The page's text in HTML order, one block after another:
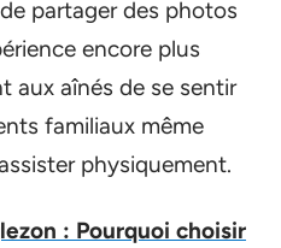
partager des photos
encore plus
aux aînés de se sentir
familiaux même
physiquement.
: Pourquoi choisir